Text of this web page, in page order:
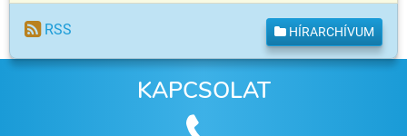
RSS HÍRARCHÍVUM
KAPCSOLAT